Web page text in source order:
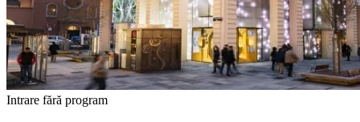
Intrare fără program